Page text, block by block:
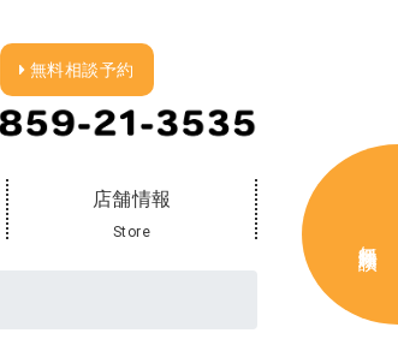
無料相談予約
店舗情報
Store